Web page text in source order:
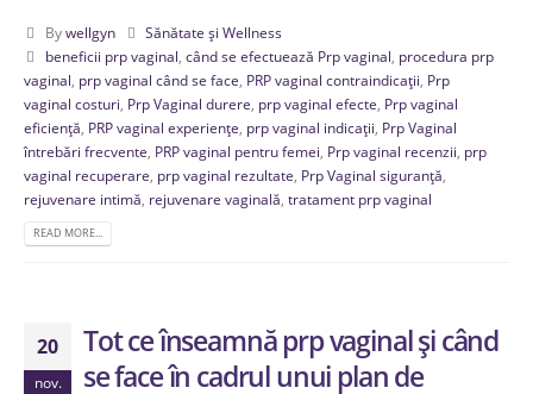
Bywellgyn
Sănătate și Wellness
beneficii prp vaginal când se efectuează Prp vaginal procedura prp
vaginal prp vaginal când se face PRP vaginal contraindicații Prp
vaginal costuri Prp Vaginal durere prp vaginal efecte Prp vaginal
eficiență PRP vaginal experiențe prp vaginal indicații Prp Vaginal
întrebări frecvente PRP vaginal pentru femei Prp vaginal recenzii prp
vaginal recuperare prp vaginal rezultate Prp Vaginal siguranță
rejuvenare intimă rejuvenare vaginală tratament prp vaginal
READ MORE...
20
nov.
Tot ce înseamnă prp vaginal și când
se face în cadrul unui plan de